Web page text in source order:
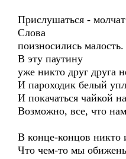
Прислушаться -
Слова
поизносились малость.
В эту паутину
уже никто друг друга
И пароходик белый
И покачаться чайкой
Возможно, все, что
В конце-концов никто
Что чем-то мы